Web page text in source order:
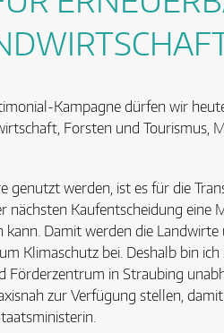
Kampagne dürfen wir
Forsten und Tourismus,
genutzt werden, ist es für die
Kaufentscheidung eine
Damit werden die Landwirte
Klimaschutz bei. Deshalb bin ich
Förderzentrum in Straubing
zur Verfügung stellen,